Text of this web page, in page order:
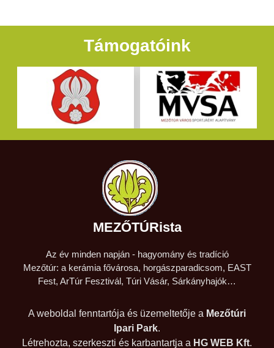
Támogatóink
MEZŐTÚRista
Az év minden napján - hagyomány és tradíció
Mezőtúr: a kerámia fővárosa, horgászparadicsom, EAST
Fest, ArTúr Fesztivál, Túri Vásár, Sárkányhajók…
A weboldal fenntartója és üzemeltetője a Mezőtúri
Ipari Park.
Létrehozta, szerkeszti és karbantartja a HG WEB Kft.